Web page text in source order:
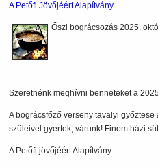
A Petőfi Jövőjéért Alapítvány
Őszi bográcsozás 2025.
Szeretnénk meghívni benneteket a
A bográcsfőző verseny tavalyi
szüleivel gyertek, várunk! Finom házi
A Petőfi jövőjéért Alapítvány